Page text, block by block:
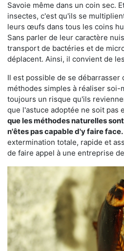
Savoie même dans un coin sec.
insectes, c'est qu'ils se
leurs œufs dans tous les coins
Sans parler de leur caractère
transport de bactéries et de
déplacent. Ainsi, il convient de
Il est possible de se débarrasser
méthodes simples à réaliser soi-
toujours un risque qu'ils
que l'astuce adoptée ne soit pas
que les méthodes naturelles
n'êtes pas capable d'y faire face.
extermination totale, rapide et
de faire appel à une entreprise